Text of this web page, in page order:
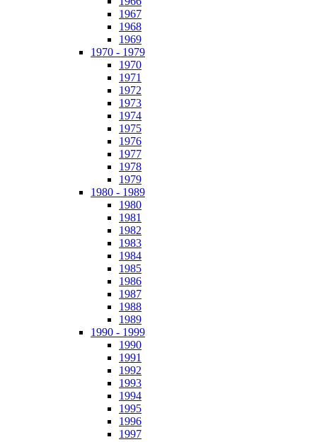
1967
1968
1969
1970 - 1979
1970
1971
1972
1973
1974
1975
1976
1977
1978
1979
1980 - 1989
1980
1981
1982
1983
1984
1985
1986
1987
1988
1989
1990 - 1999
1990
1991
1992
1993
1994
1995
1996
1997